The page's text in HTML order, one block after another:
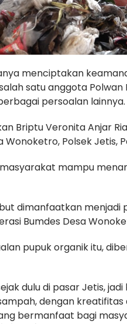
menciptakan
satu anggota Polwan
persoalan lainnya.
Briptu Veronita Anjar
Polsek Jetis,
mampu
dimanfaatkan menjadi
Bumdes Desa
pupuk organik itu,
dulu di pasar Jetis,
dengan kreatifitas
bermanfaat bagi